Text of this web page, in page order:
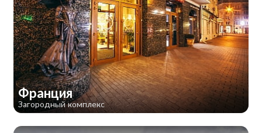
Франция
Загородный комплекс